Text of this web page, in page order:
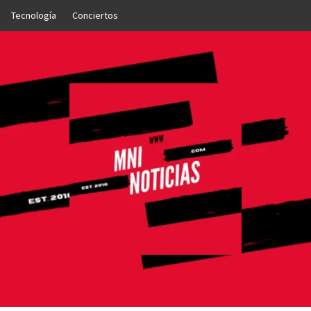
Tecnología Conciertos